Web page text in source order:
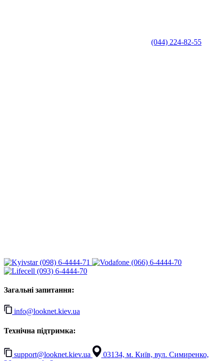
(044) 224-82-55
(098) 6-4444-71
(066) 6-4444-70
(093) 6-4444-70
Загальні запитання:
info@looknet.kiev.ua
Технічна підтримка:
support@looknet.kiev.ua
03134, м. Київ, вул. Симиренко,